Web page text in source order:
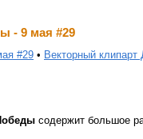
- 9 мая #29
#29 • Векторный
содержит большое